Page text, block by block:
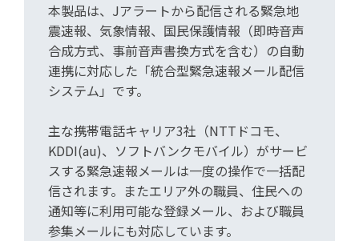
本製品は、Jアラートから配信される緊急地
震速報、気象情報、国民保護情報（即時音声
合成方式、事前音声書換方式を含む）の自動
連携に対応した「統合型緊急速報メール配信
システム」です。
主な携帯電話キャリア3社（NTTドコモ、
KDDI(au)、ソフトバンクモバイル）がサービ
スする緊急速報メールは一度の操作で一括配
信されます。またエリア外の職員、住民への
通知等に利用可能な登録メール、および職員
参集メールにも対応しています。